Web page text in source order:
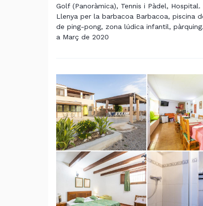
Golf (Panoràmica), Tennis i Pàdel,
Llenya per la barbacoa Barbacoa, piscina
de ping-pong, zona lúdica infantil,
a Març de 2020